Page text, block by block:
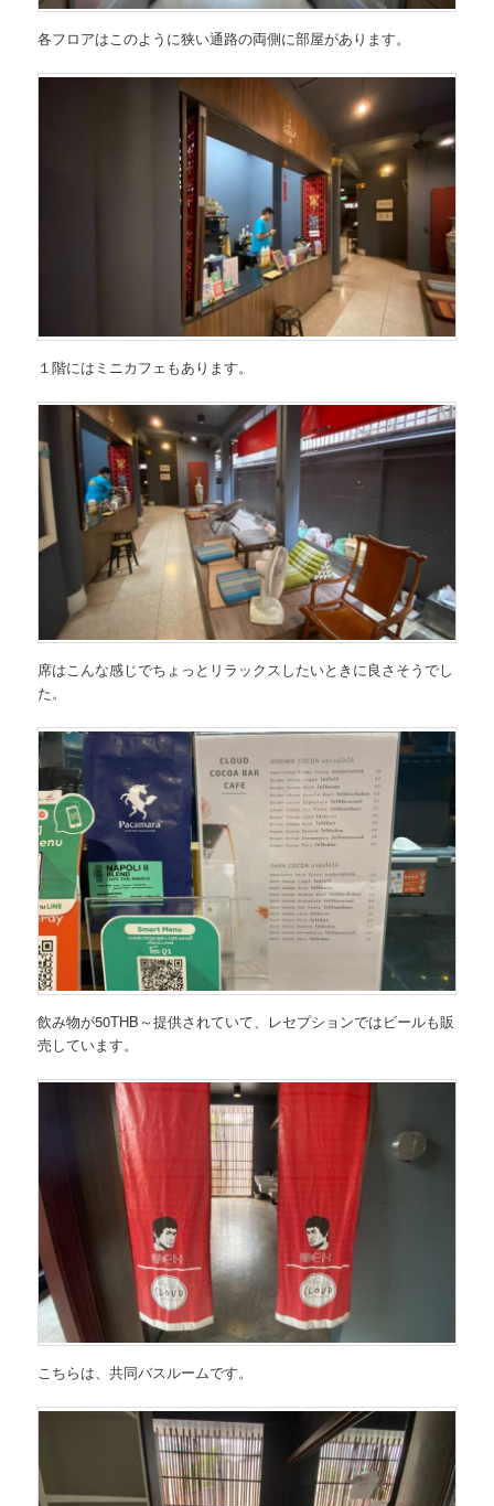
各フロアはこのように狭い通路の両側に部屋があります。
１階にはミニカフェもあります。
席はこんな感じでちょっとリラックスしたいときに良さそうでし
た。
飲み物が50THB～提供されていて、レセプションではビールも販
売しています。
こちらは、共同バスルームです。